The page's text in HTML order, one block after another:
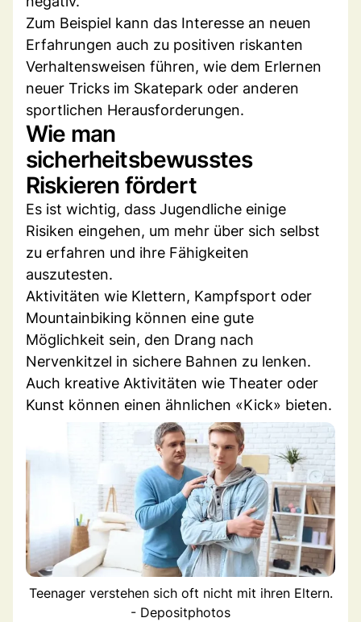
Zum Beispiel kann das Interesse an neuen
Erfahrungen auch zu positiven riskanten
Verhaltensweisen führen, wie dem Erlernen
neuer Tricks im Skatepark oder anderen
sportlichen Herausforderungen.
Wie man
sicherheitsbewusstes
Riskieren fördert
Es ist wichtig, dass Jugendliche einige
Risiken eingehen, um mehr über sich selbst
zu erfahren und ihre Fähigkeiten
auszutesten.
Aktivitäten wie Klettern, Kampfsport oder
Mountainbiking können eine gute
Möglichkeit sein, den Drang nach
Nervenkitzel in sichere Bahnen zu lenken.
Auch kreative Aktivitäten wie Theater oder
Kunst können einen ähnlichen «Kick» bieten.
Teenager verstehen sich oft nicht mit ihren Eltern.
- Depositphotos